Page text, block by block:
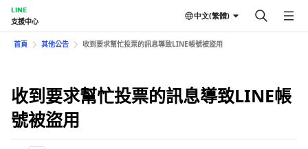
LINE
支援中心
中文(繁體)
首頁 其他公告 收到要求幫忙投票的訊息導致LINE帳號被盜用
收到要求幫忙投票的訊息導致LINE帳
號被盜用